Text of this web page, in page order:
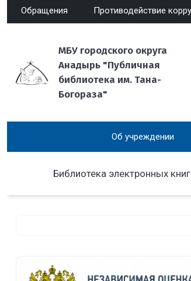
Обращения Противодействие
МБУ городского округа
Анадырь "Публичная
библиотека им. Тана-
Богораза"
Об учреждении
Библиотека электронных книг